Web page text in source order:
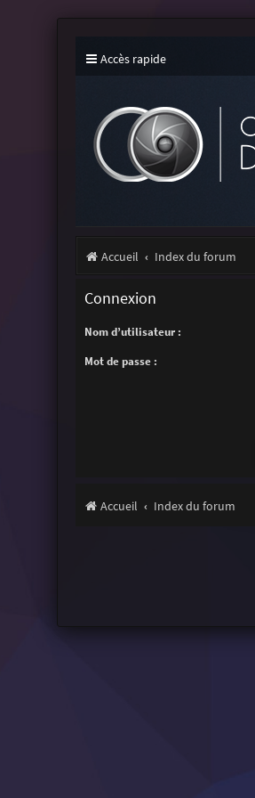
Accès rapide
Accueil Index du forum
Connexion
Nom d’utilisateur :
Mot de passe :
Accueil Index du forum